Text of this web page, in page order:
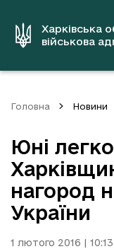
вмістуХарківська
військова
Головна Новини
Юні
нагород
України
1 лютого 2016 | 10:13